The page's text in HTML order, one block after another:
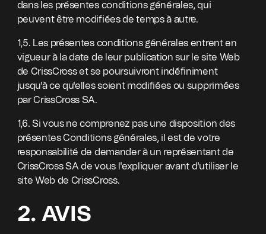
dans les présentes conditions générales, qui
peuvent être modifiées de temps à autre.
1,5. Les présentes conditions générales entrent en
vigueur à la date de leur publication sur le site Web
de CrissCross et se poursuivront indéfiniment
jusqu'à ce qu'elles soient modifiées ou supprimées
par CrissCross SA.
1,6. Si vous ne comprenez pas une disposition des
présentes Conditions générales, il est de votre
responsabilité de demander à un représentant de
CrissCross SA de vous l'expliquer avant d'utiliser le
site Web de CrissCross.
2. AVIS